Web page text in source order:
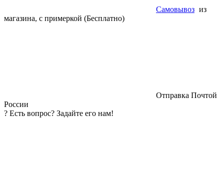
Самовывоз из
магазина, с примеркой (Бесплатно)
Отправка Почтой
России
? Есть вопрос? Задайте его нам!